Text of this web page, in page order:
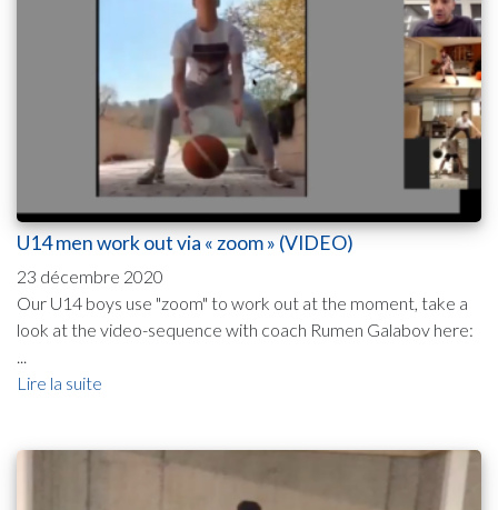
U14 men work out via « zoom » (VIDEO)
23 décembre 2020
Our U14 boys use "zoom" to work out at the moment, take a
look at the video-sequence with coach Rumen Galabov here:
...
Lire la suite